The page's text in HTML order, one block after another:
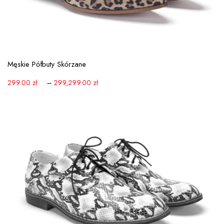
Męskie Półbuty Skórzane
299.00 zł – 299,299.00 zł